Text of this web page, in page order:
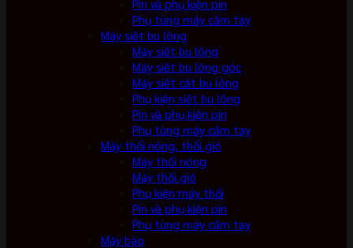
Pin và phụ kiện pin
Phụ tùng máy cầm tay
Máy siết bu lông
Máy siết bu lông
Máy siết bu lông góc
Máy siết cắt bu lông
Phụ kiện siết bu lông
Pin và phụ kiện pin
Phụ tùng máy cầm tay
Máy thổi nóng, thổi gió
Máy thổi nóng
Máy thổi gió
Phụ kiện máy thổi
Pin và phụ kiện pin
Phụ tùng máy cầm tay
Máy bào